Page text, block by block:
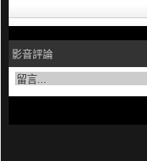
影音評論